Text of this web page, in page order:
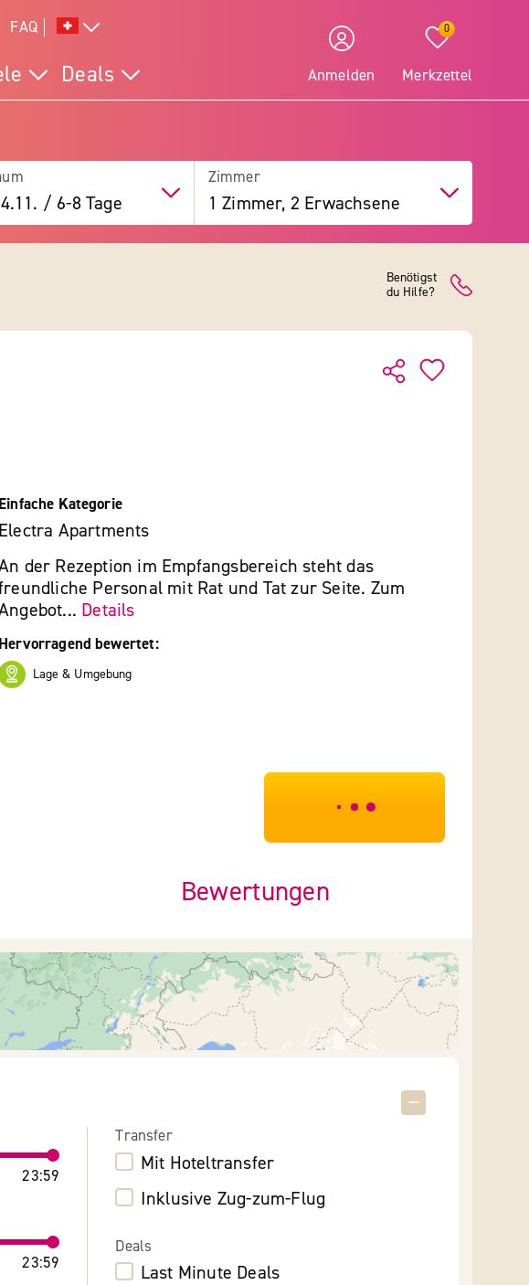
FAQ
Deals Anmelden
0
Merkzettel
/ 6-8 Tage
Zimmer
1 Zimmer, 2 Erwachsene
Benötigst
du Hilfe?
Einfache Kategorie
Electra Apartments
der Rezeption im Empfangsbereich steht das
Personal mit Rat und Tat zur Seite. Zum
Details
Hervorragend bewertet:
Lage & Umgebung
***************
Bewertungen
23:59
23:59
Transfer
Mit Hoteltransfer
Inklusive Zug-zum-Flug
Deals
Last Minute Deals